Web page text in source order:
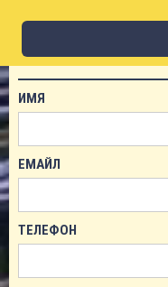
ЗАКАЗАТЬ ТОВАР!
ИМЯ
ЕМАЙЛ
ТЕЛЕФОН